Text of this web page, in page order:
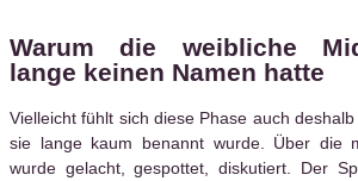
Warum die weibliche
lange keinen Namen hatte
Vielleicht fühlt sich diese Phase auch
sie lange kaum benannt wurde. Über die
wurde gelacht, gespottet, diskutiert. Der